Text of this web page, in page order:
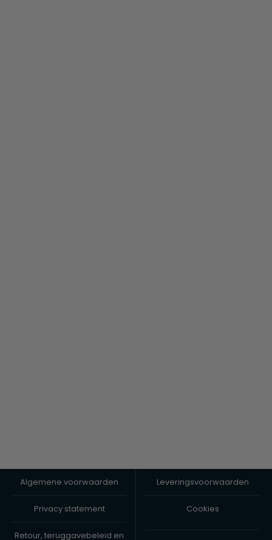
Algemene voorwaarden Leveringsvoorwaarden
Privacy statement Cookies
Retour, teruggavebeleid en